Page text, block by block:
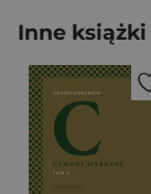
Inne książki